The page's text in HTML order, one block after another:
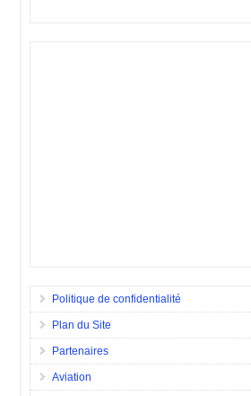
Politique de confidentialité
Plan du Site
Partenaires
Aviation